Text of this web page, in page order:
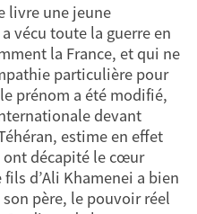
livre une jeune
vécu toute la guerre en
la France, et qui ne
particulière pour
prénom a été modifié,
devant
estime en effet
ont décapité le cœur
d’Ali Khamenei a bien
père, le pouvoir réel